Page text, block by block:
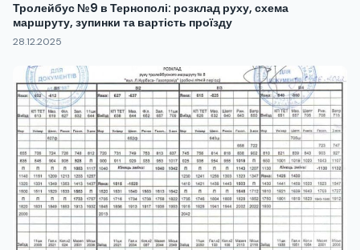
Тролейбус №9 в Тернополі: розклад руху, схема
маршруту, зупинки та вартість проїзду
28.12.2025